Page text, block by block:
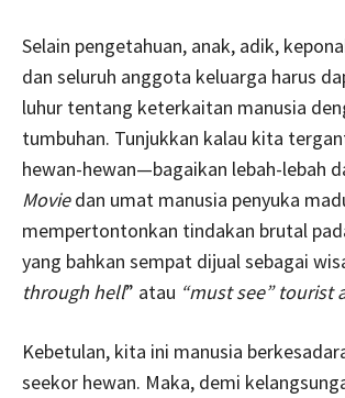
Selain pengetahuan, anak, adik,
dan seluruh anggota keluarga harus
luhur tentang keterkaitan manusia
tumbuhan. Tunjukkan kalau kita
hewan-hewan—bagaikan lebah-lebah
Moviedan umat manusia penyuka
mempertontonkan tindakan brutal
yang bahkan sempat dijual sebagai
through hell” atau “must see” tourist
Kebetulan, kita ini manusia
seekor hewan. Maka, demi